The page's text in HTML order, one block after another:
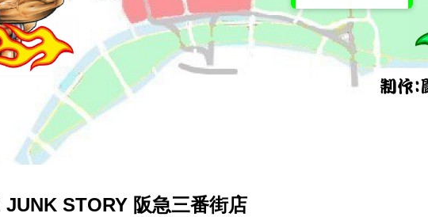
STORY 阪急三番街店